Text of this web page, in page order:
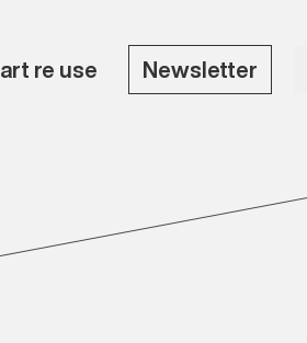
art re use Newsletter